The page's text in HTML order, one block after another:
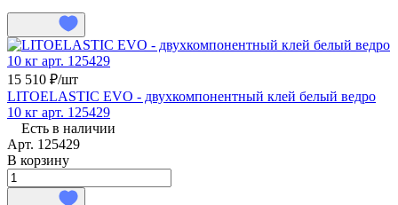
15 510 ₽/шт
LITOELASTIC EVO - двухкомпонентный клей белый ведро
10 кг арт. 125429
Есть в наличии
Арт. 125429
В корзину